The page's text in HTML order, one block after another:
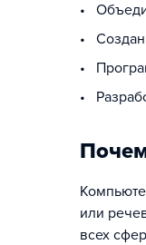
•
•
•
•
или
всех